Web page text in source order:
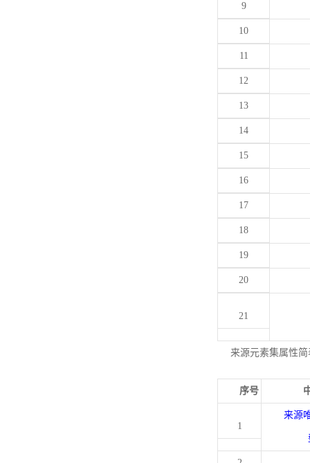
9
10
11
12
13
14
15
16
17
18
19
20
21
来源元素集属性简
序号
1
来源